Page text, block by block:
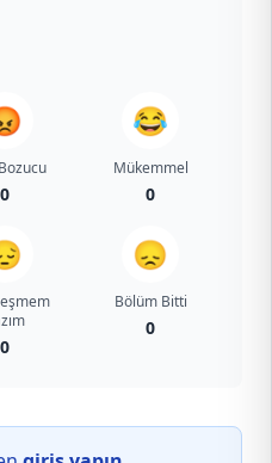
0
😂
Mükemmel
0
0
😞
Bölüm Bitti
0